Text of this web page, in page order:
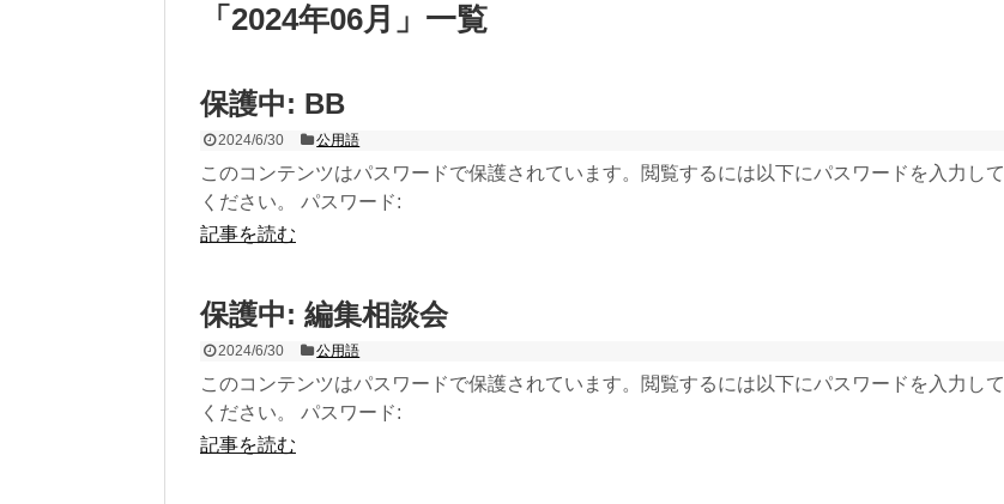
「 2024年06月 」 一覧
保護中: BB
2024/6/30 公用語
このコンテンツはパスワードで保護されています。閲覧するには以下にパスワードを入力して
ください。 パスワード:
記事を読む
保護中: 編集相談会
2024/6/30 公用語
このコンテンツはパスワードで保護されています。閲覧するには以下にパスワードを入力して
ください。 パスワード:
記事を読む